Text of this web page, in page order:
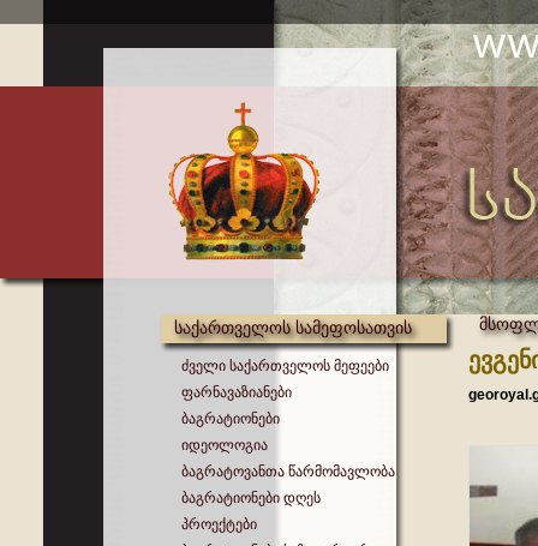
საქართველოს სამეფოსათვის
ძველი საქართველოს მეფეები
ფარნავაზიანები
ბაგრატიონები
იდეოლოგია
ბაგრატოვანთა წარმომავლობა
ბაგრატიონები დღეს
პროექტები